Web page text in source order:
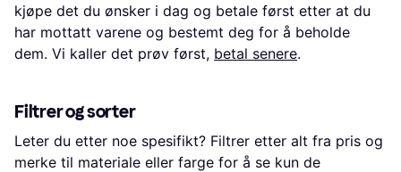
kjøpe det du ønsker i dag og betale først etter at du
har mottatt varene og bestemt deg for å beholde
dem. Vi kaller det prøv først, betal senere.
Filtrer og sorter
Leter du etter noe spesifikt? Filtrer etter alt fra pris og
merke til materiale eller farge for å se kun de